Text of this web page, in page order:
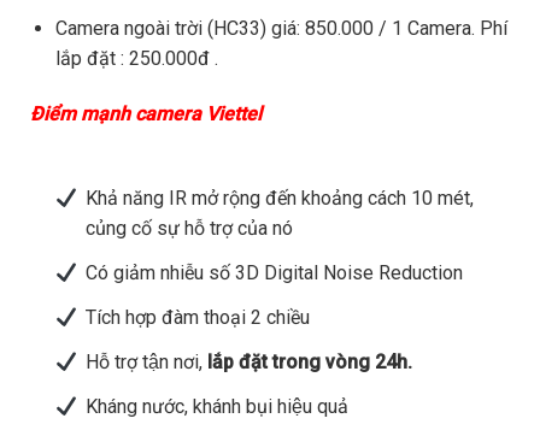
Camera ngoài trời (HC33) giá: 850.000 / 1 Camera. Phí
lắp đặt : 250.000đ .
Điểm mạnh camera Viettel
Khả năng IR mở rộng đến khoảng cách 10 mét,
củng cố sự hỗ trợ của nó
Có giảm nhiễu số 3D Digital Noise Reduction
Tích hợp đàm thoại 2 chiều
Hỗ trợ tận nơi,lắp đặt trong vòng 24h.
Kháng nước, khánh bụi hiệu quả